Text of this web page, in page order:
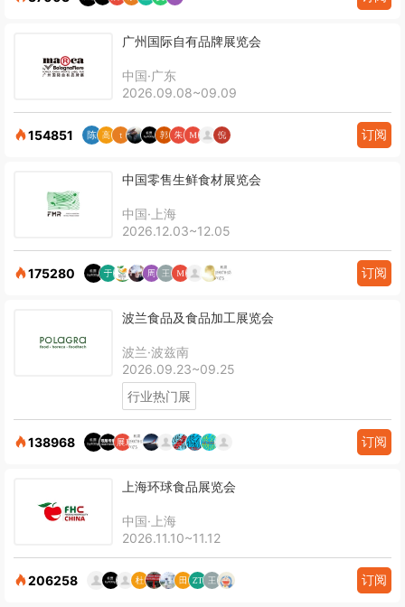
广州国际自有品牌展览会
中国·广东
2026.09.08~09.09
154851 订阅
中国零售生鲜食材展览会
中国·上海
2026.12.03~12.05
175280 订阅
波兰食品及食品加工展览会
波兰·波兹南
2026.09.23~09.25
行业热门展
138968 订阅
上海环球食品展览会
中国·上海
2026.11.10~11.12
206258 订阅